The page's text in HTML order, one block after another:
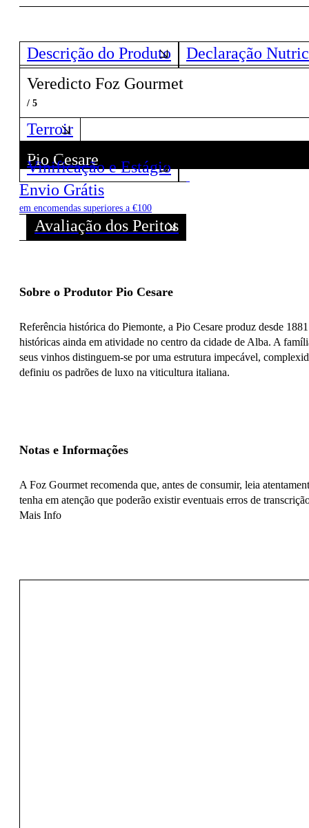
Descrição do Produto
Declaração
Veredicto Foz Gourmet
/ 5
Terroir
Pio Cesare
Descubra todos os Vinhos deste Produtor!
Vinificação e Estágio
Envio Grátis
em encomendas superiores a €100
Avaliação dos Peritos
Sobre o Produtor Pio Cesare
Referência histórica do Piemonte, a Pio Cesare produz desde
históricas ainda em atividade no centro da cidade de Alba. A
seus vinhos distinguem-se por uma estrutura impecável,
definiu os padrões de luxo na viticultura italiana.
Notas e Informações
A Foz Gourmet recomenda que, antes de consumir, leia
tenha em atenção que poderão existir eventuais erros de
Mais Info